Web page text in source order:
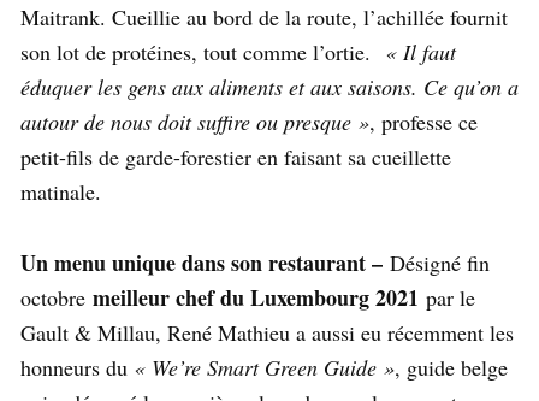
Maitrank. Cueillie au bord de la route, l’achillée fournit
son lot de protéines, tout comme l’ortie. « Il faut
éduquer les gens aux aliments et aux saisons. Ce qu’on a
autour de nous doit suffire ou presque », professe ce
petit-fils de garde-forestier en faisant sa cueillette
matinale.
Un menu unique dans son restaurant – Désigné fin
octobre meilleur chef du Luxembourg 2021 par le
Gault & Millau, René Mathieu a aussi eu récemment les
honneurs du « We’re Smart Green Guide », guide belge